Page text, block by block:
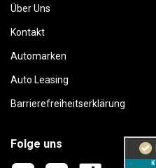
Über Uns
Kontakt
Automarken
Auto Leasing
Barrierefreiheitserklärung
Folge uns